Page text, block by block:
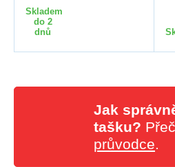
Skladem
do 2
dnů
Jak
tašku?
průvodce.